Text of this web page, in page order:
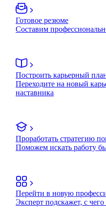
Готовое резюме
Составим
Построить карьерный
Переходите на новый
наставника
Проработать стратегию
Поможем искать работу
Перейти в новую
Эксперт подскажет, с